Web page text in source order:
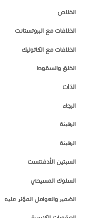
الخلاص
الخلافات مع البروتستانت
الخلافات مع الكاثوليك
الخلق والسقوط
الذات
الرجاء
الرهبنة
الرهبنة
السبتين الأدفنتست
السلوك المسيحي
الضمير والعوامل المؤثر عليه